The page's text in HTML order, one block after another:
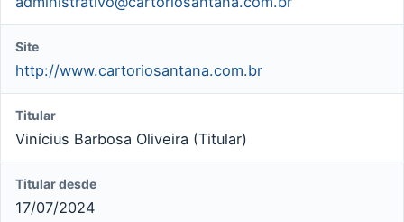
Site
http://www.cartoriosantana.com.br
Titular
Vinícius Barbosa Oliveira (Titular)
Titular desde
17/07/2024